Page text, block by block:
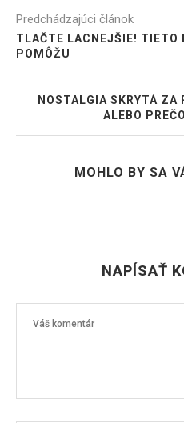
Predchádzajúci článok
TLAČTE LACNEJŠIE! TIETO
POMÔŽU
NOSTALGIA SKRYTÁ ZA
ALEBO
MOHLO BY SA
NAPÍSAŤ